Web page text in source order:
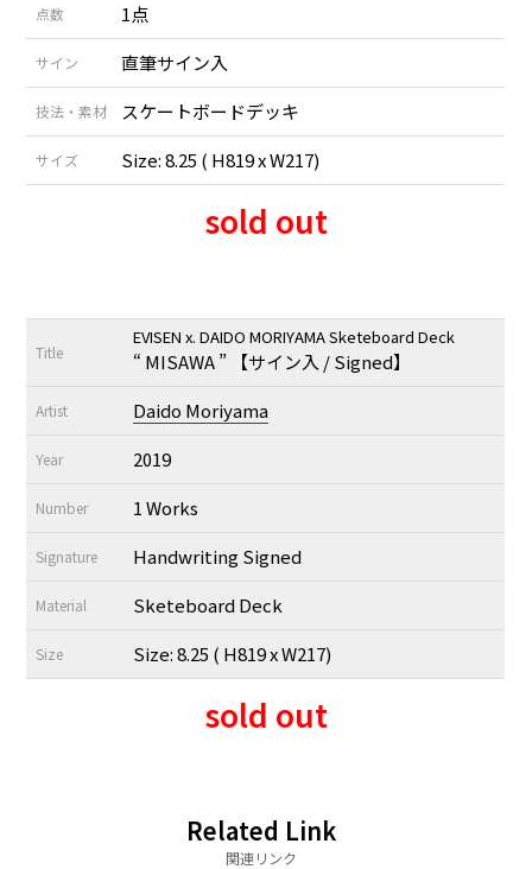
点数 1点
サイン 直筆サイン入
技法・素材 スケートボードデッキ
サイズ Size: 8.25 ( H819 x W217)
sold out
Title
EVISEN x. DAIDO MORIYAMA Sketeboard Deck
“ MISAWA ” 【サイン入 / Signed】
Artist Daido Moriyama
Year 2019
Number 1 Works
Signature Handwriting Signed
Material Sketeboard Deck
Size Size: 8.25 ( H819 x W217)
sold out
Related Link
関連リンク